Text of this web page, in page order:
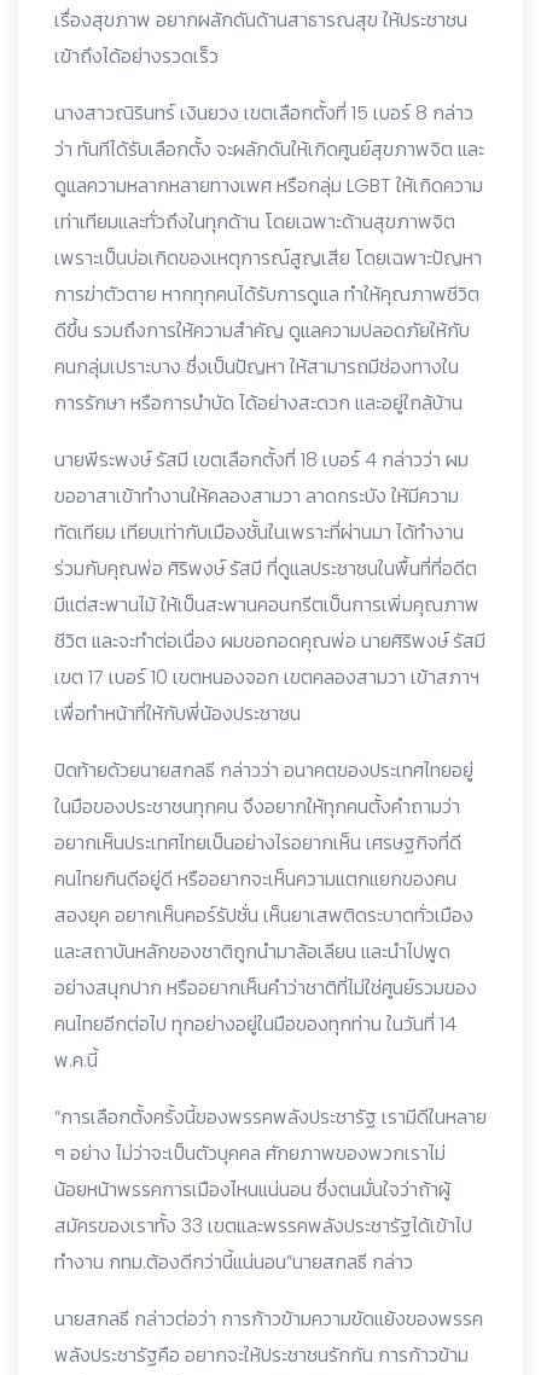
เรื่องสุขภาพ อยากผลักดันด้านสาธารณสุข ให้ประชาชน
เข้าถึงได้อย่างรวดเร็ว
นางสาวณิรินทร์ เงินยวง เขตเลือกตั้งที่ 15 เบอร์ 8 กล่าว
ว่า ทันทีได้รับเลือกตั้ง จะผลักดันให้เกิดศูนย์สุขภาพจิต และ
ดูแลความหลากหลายทางเพศ หรือกลุ่ม LGBT ให้เกิดความ
เท่าเทียมและทั่วถึงในทุกด้าน โดยเฉพาะด้านสุขภาพจิต
เพราะเป็นบ่อเกิดของเหตุการณ์สูญเสีย โดยเฉพาะปัญหา
การฆ่าตัวตาย หากทุกคนได้รับการดูแล ทำให้คุณภาพชีวิต
ดีขึ้น รวมถึงการให้ความสำคัญ ดูแลความปลอดภัยให้กับ
คนกลุ่มเปราะบาง ซึ่งเป็นปัญหา ให้สามารถมีช่องทางใน
การรักษา หรือการบำบัด ได้อย่างสะดวก และอยู่ใกล้บ้าน
นายพีระพงษ์ รัสมี เขตเลือกตั้งที่ 18 เบอร์ 4 กล่าวว่า ผม
ขออาสาเข้าทำงานให้คลองสามวา ลาดกระบัง ให้มีความ
ทัดเทียม เทียบเท่ากับเมืองชั้นในเพราะที่ผ่านมา ได้ทำงาน
ร่วมกับคุณพ่อ ศิริพงษ์ รัสมี ที่ดูแลประชาชนในพื้นที่ที่อดีต
มีแต่สะพานไม้ ให้เป็นสะพานคอนกรีตเป็นการเพิ่มคุณภาพ
ชีวิต และจะทำต่อเนื่อง ผมขอกอดคุณพ่อ นายศิริพงษ์ รัสมี
เขต 17 เบอร์ 10 เขตหนองจอก เขตคลองสามวา เข้าสภาฯ
เพื่อทำหน้าที่ให้กับพี่น้องประชาชน
ปิดท้ายด้วยนายสกลธี กล่าวว่า อนาคตของประเทศไทยอยู่
ในมือของประชาชนทุกคน จึงอยากให้ทุกคนตั้งคำถามว่า
อยากเห็นประเทศไทยเป็นอย่างไรอยากเห็น เศรษฐกิจที่ดี
คนไทยกินดีอยู่ดี หรืออยากจะเห็นความแตกแยกของคน
สองยุค อยากเห็นคอร์รัปชั่น เห็นยาเสพติดระบาดทั่วเมือง
และสถาบันหลักของชาติถูกนำมาล้อเลียน และนำไปพูด
อย่างสนุกปาก หรืออยากเห็นคำว่าชาติที่ไม่ใช่ศูนย์รวมของ
คนไทยอีกต่อไป ทุกอย่างอยู่ในมือของทุกท่าน ในวันที่ 14
พ.ค.นี้
“การเลือกตั้งครั้งนี้ของพรรคพลังประชารัฐ เรามีดีในหลาย
ๆ อย่าง ไม่ว่าจะเป็นตัวบุคคล ศักยภาพของพวกเราไม่
น้อยหน้าพรรคการเมืองไหนแน่นอน ซึ่งตนมั่นใจว่าถ้าผู้
สมัครของเราทั้ง 33 เขตและพรรคพลังประชารัฐได้เข้าไป
ทำงาน กทม.ต้องดีกว่านี้แน่นอน”นายสกลธี กล่าว
นายสกลธี กล่าวต่อว่า การก้าวข้ามความขัดแย้งของพรรค
พลังประชารัฐคือ อยากจะให้ประชาชนรักกัน การก้าวข้าม